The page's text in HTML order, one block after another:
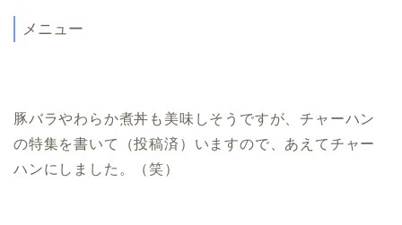
メニュー
豚バラやわらか煮丼も美味しそうですが、チャーハン
の特集を書いて（投稿済）いますので、あえてチャー
ハンにしました。（笑）